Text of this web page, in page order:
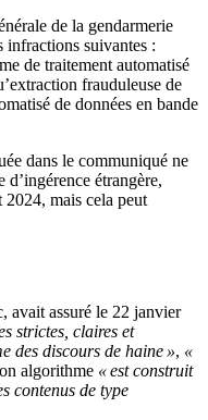
de la gendarmerie
infractions suivantes :
de traitement automatisé
frauduleuse de
de données en bande
dans le communiqué ne
d’ingérence étrangère,
mais cela peut
avait assuré le 22 janvier
strictes, claires et
des discours de haine », «
algorithme « est construit
contenus de type